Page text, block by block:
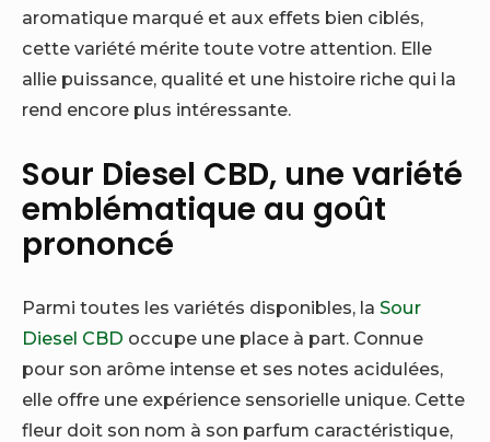
aromatique marqué et aux effets bien ciblés,
cette variété mérite toute votre attention. Elle
allie puissance, qualité et une histoire riche qui la
rend encore plus intéressante.
Sour Diesel CBD, une variété
emblématique au goût
prononcé
Parmi toutes les variétés disponibles, la Sour
Diesel CBD occupe une place à part. Connue
pour son arôme intense et ses notes acidulées,
elle offre une expérience sensorielle unique. Cette
fleur doit son nom à son parfum caractéristique,